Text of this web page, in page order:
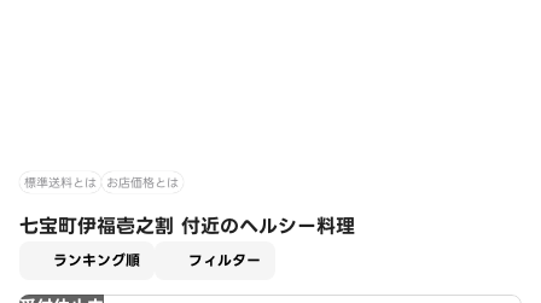
標準送料とは お店価格とは
七宝町伊福壱之割 付近のヘルシー料理
ランキング順 フィルター